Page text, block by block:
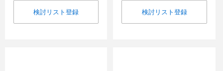
検討リスト登録 検討リスト登録